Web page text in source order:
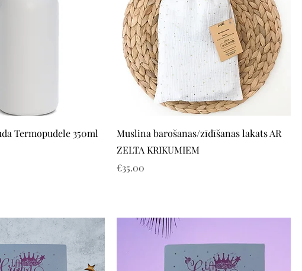
View
Termopudele 350ml
Quick View
Muslina barošanas/zīdīšanas lakats AR
ZELTA KRIKUMIEM
Price
€35.00